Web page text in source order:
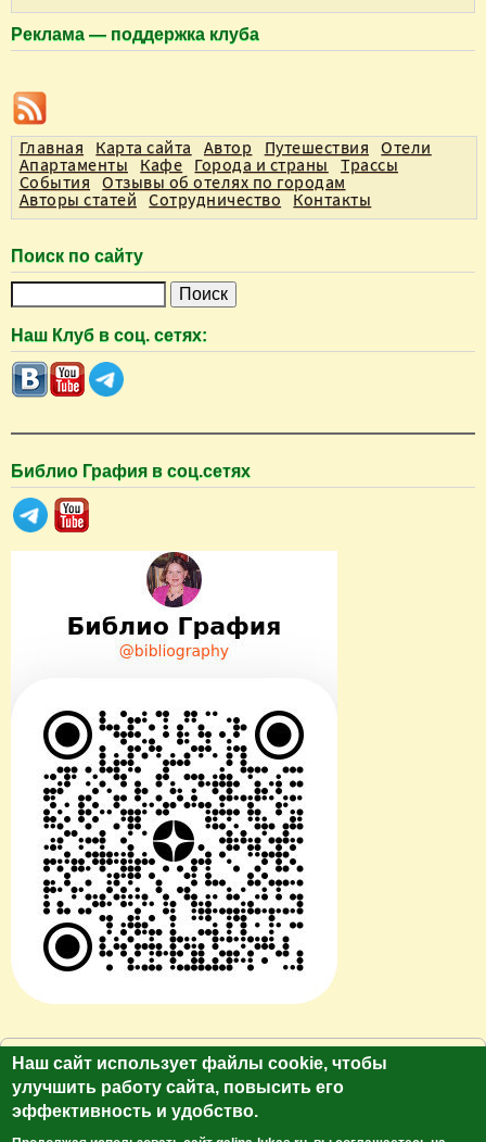
Реклама — поддержка клуба
Главная Карта сайта Автор Путешествия
Отели
Апартаменты Кафе Города и страны Трассы
События Отзывы об отелях по городам
Авторы статей Сотрудничество Контакты
Поиск по сайту
и
с
к
Наш Клуб в соц. сетях:
Библио Графия в соц.сетях
© Сайт клуб путешественников "Лукас Тур"
https://galina-lukas.ru.
Копирование текста и фото только с разрешения
автора. Все права защищены.
Наш сайт использует файлы cookie, чтобы
улучшить работу сайта, повысить его
эффективность и удобство.